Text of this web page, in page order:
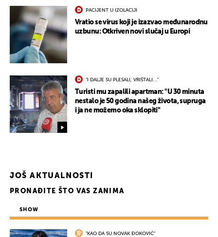
PACIJENT U IZOLACIJI
Vratio se virus koji je izazvao međunarodnu
uzbunu: Otkriven novi slučaj u Europi
"I DALJE SU PLESALI, VRIŠTALI..."
Turisti mu zapalili apartman: "U 30 minuta
nestalo je 50 godina našeg života, supruga
i ja ne možemo oka sklopiti"
JOŠ AKTUALNOSTI
PRONAĐITE ŠTO VAS ZANIMA
SHOW
"KAO DA SU NOVAK ĐOKOVIĆ"